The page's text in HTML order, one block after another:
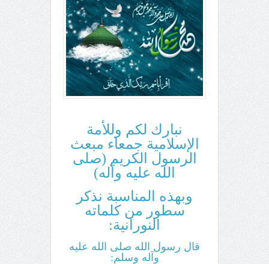
نبارك لكم وللأمة
الإسلامية جمعاء مبعث
الرسول الكريم (صلى
الله عليه وآله)
وبهذه المناسبة نذكر
سطور من كلماته
النورانية:
قال رسول الله صلى الله عليه
وآله وسلم: